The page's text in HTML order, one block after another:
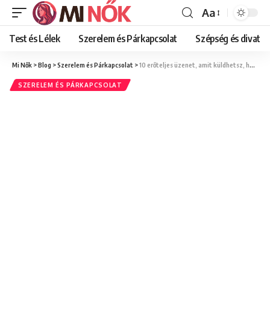
Font
Resizer
Aa
Test és Lélek Szerelem és Párkapcsolat Szépség és divat
Mi Nők >Blog >Szerelem és Párkapcsolat >10 erőteljes üzenet, amit küldhetsz, ha a srác, akivel randizol, egy hete nem írt
SZERELEM ÉS PÁRKAPCSOLAT